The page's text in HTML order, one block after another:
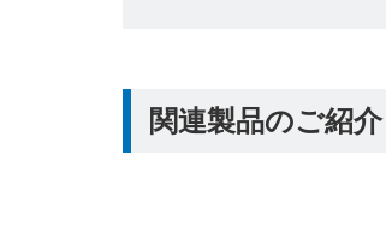
関連製品のご紹介